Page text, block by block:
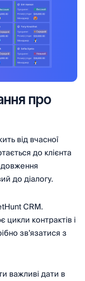
про
від вчасної
до клієнта
до діалогу.
CRM.
контрактів і
зв’язатися з
важливі дати в